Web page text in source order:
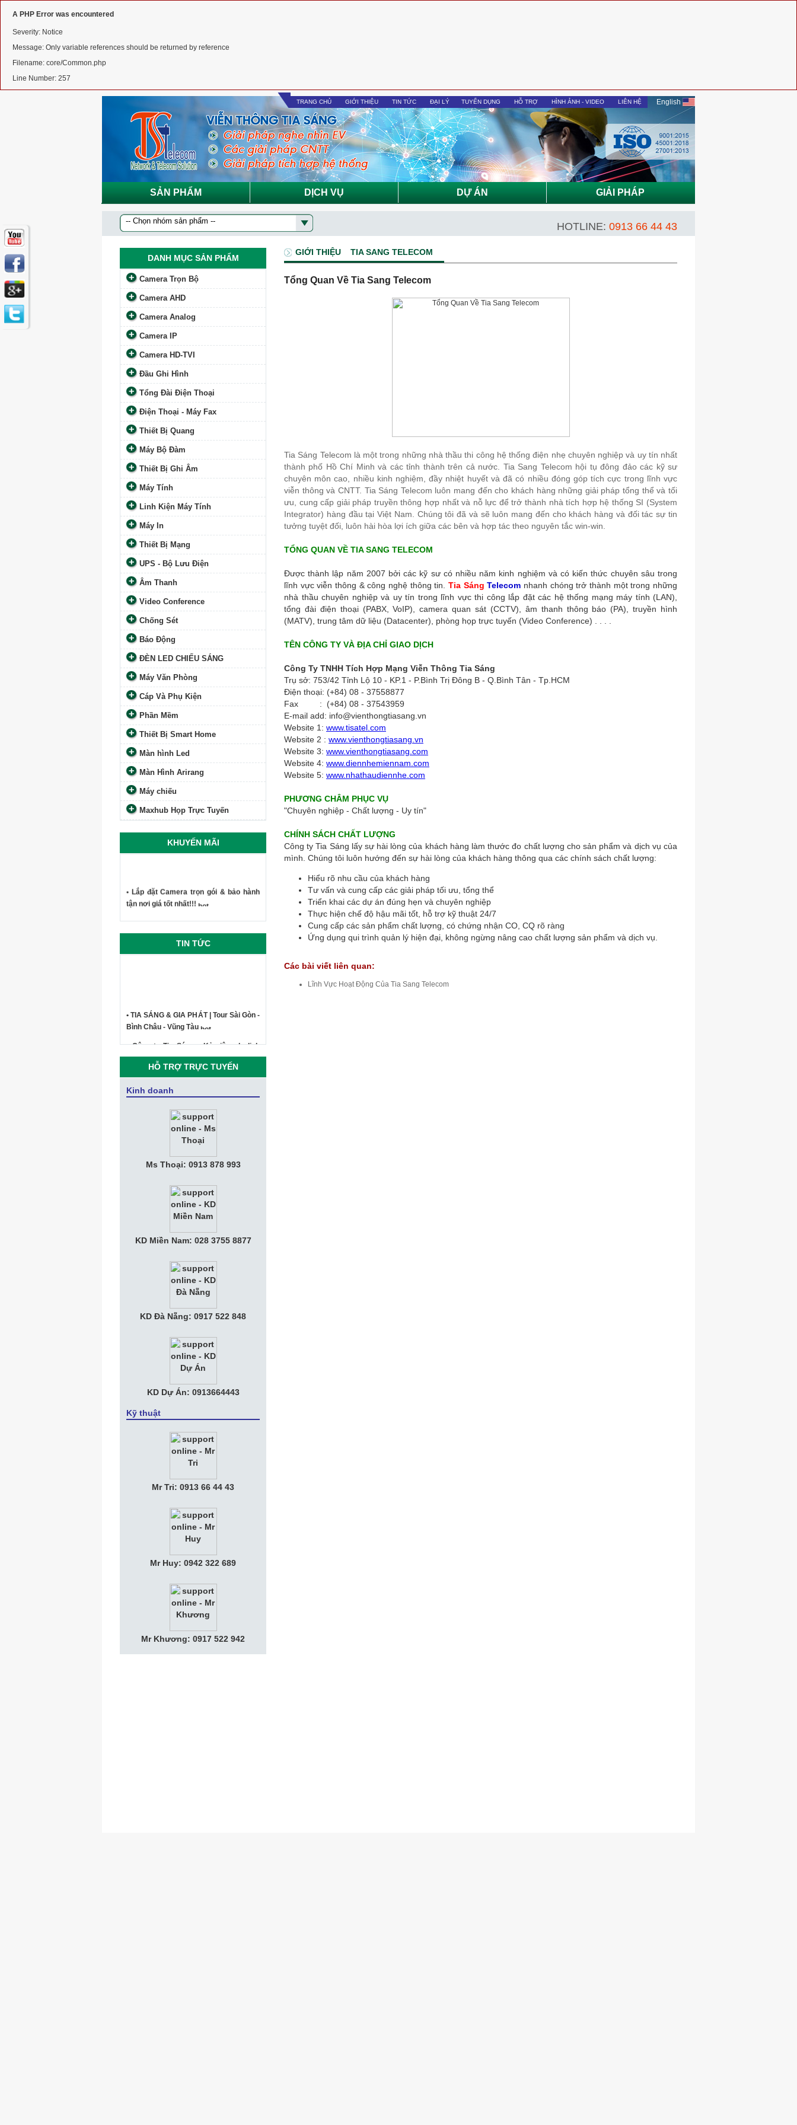
A PHP Error was encountered
Severity: Notice
Message: Only variable references should be returned by reference
Filename: core/Common.php
Line Number: 257
TRANG CHỦ GIỚI THIỆU TIN TỨC ĐẠI LÝ TUYỂN DỤNG HỖ TRỢ HÌNH ẢNH - VIDEO LIÊN HỆ English
SẢN PHẨM DỊCH VỤ DỰ ÁN GIẢI PHÁP
HOTLINE: 0913 66 44 43
GIỚI THIỆU TIA SANG TELECOM
Tổng Quan Về Tia Sang Telecom
Tia Sáng Telecom là một trong những nhà thầu thi công hệ thống điện nhẹ chuyên nghiệp và uy tín nhất
thành phố Hồ Chí Minh và các tỉnh thành trên cả nước. Tia Sang Telecom hội tụ đông đảo các kỹ sư
chuyên môn cao, nhiều kinh nghiệm, đầy nhiệt huyết và đã có nhiều đóng góp tích cực trong lĩnh vực
viễn thông và CNTT. Tia Sáng Telecom luôn mang đến cho khách hàng những giải pháp tổng thể và tối
ưu, cung cấp giải pháp truyền thông hợp nhất và nỗ lực để trở thành nhà tích hợp hệ thống SI (System
Integrator) hàng đầu tại Việt Nam. Chúng tôi đã và sẽ luôn mang đến cho khách hàng và đối tác sự tin
tưởng tuyệt đối, luôn hài hòa lợi ích giữa các bên và hợp tác theo nguyên tắc win-win.
TỔNG QUAN VỀ TIA SANG TELECOM
Được thành lập năm 2007 bởi các kỹ sư có nhiều năm kinh nghiệm và có kiến thức chuyên sâu trong
lĩnh vực viễn thông & công nghệ thông tin. Tia SángTelecom nhanh chóng trở thành một trong những
nhà thầu chuyên nghiệp và uy tín trong lĩnh vực thi công lắp đặt các hệ thống mạng máy tính (LAN),
tổng đài điện thoại (PABX, VoIP), camera quan sát (CCTV), âm thanh thông báo (PA), truyền hình
(MATV), trung tâm dữ liệu (Datacenter), phòng họp trực tuyến (Video Conference) . . . .
TÊN CÔNG TY VÀ ĐỊA CHỈ GIAO DỊCH
Công Ty TNHH Tích Hợp Mạng Viễn Thông Tia Sáng
Trụ sở: 753/42 Tỉnh Lộ 10 - KP.1 - P.Bình Trị Đông B - Q.Bình Tân - Tp.HCM
Điện thoại: (+84) 08 - 37558877
Fax : (+84) 08 - 37543959
E-mail add: info@vienthongtiasang.vn
Website 1: www.tisatel.com
Website 2 : www.vienthongtiasang.vn
Website 3: www.vienthongtiasang.com
Website 4: www.diennhemiennam.com
Website 5: www.nhathaudiennhe.com
PHƯƠNG CHÂM PHỤC VỤ
"Chuyên nghiệp - Chất lượng - Uy tín"
CHÍNH SÁCH CHẤT LƯỢNG
Công ty Tia Sáng lấy sự hài lòng của khách hàng làm thước đo chất lượng cho sản phẩm và dịch vụ của
mình. Chúng tôi luôn hướng đến sự hài lòng của khách hàng thông qua các chính sách chất lượng:
Hiểu rõ nhu cầu của khách hàng
Tư vấn và cung cấp các giải pháp tối ưu, tổng thể
Triển khai các dự án đúng hẹn và chuyên nghiệp
Thực hiện chế độ hậu mãi tốt, hỗ trợ kỹ thuật 24/7
Cung cấp các sản phẩm chất lượng, có chứng nhận CO, CQ rõ ràng
Ứng dụng qui trình quản lý hiện đại, không ngừng nâng cao chất lượng sản phẩm và dịch vụ.
Các bài viết liên quan:
Lĩnh Vực Hoạt Động Của Tia Sang Telecom
DANH MỤC SẢN PHẨM
Camera Trọn Bộ
Camera AHD
Camera Analog
Camera IP
Camera HD-TVI
Đầu Ghi Hình
Tổng Đài Điện Thoại
Điện Thoại - Máy Fax
Thiết Bị Quang
Máy Bộ Đàm
Thiết Bị Ghi Âm
Máy Tính
Linh Kiện Máy Tính
Máy In
Thiết Bị Mạng
UPS - Bộ Lưu Điện
Âm Thanh
Video Conference
Chống Sét
Báo Động
ĐÈN LED CHIẾU SÁNG
Máy Văn Phòng
Cáp Và Phụ Kiện
Phần Mềm
Thiết Bị Smart Home
Màn hình Led
Màn Hình Arirang
Máy chiếu
Maxhub Họp Trực Tuyến
KHUYẾN MÃI
• Lắp đặt Camera trọn gói & bảo hành
tận nơi giá tốt nhất!!!
TIN TỨC
• TIA SÁNG & GIA PHÁT | Tour Sài Gòn -
Bình Châu - Vũng Tàu
• Công ty Tia Sáng - Kỷ niệm du lịch
• CEO Vingroup: “Sau smartphone,
SmartTV, điều hòa, tủ lạnh thông minh”
• VNPT hỗ trợ Cổng thông tin giúp Hà
Nam, Phú Yên phát triển du lịch thông
• Giới Thiệu Tổng Quan Công Ty Tia
• Thư Mời Họp Mặt "Kỷ Niệm 10 Năm
Thành Lập Tia Sáng Telecom"
mềm bán hàng phủ khắp Việt Nam với
• Tuyển Nhân viên Kế Toán Văn phòng
• Tuyển Nhân Viên Kinh Doanh
• Apple muốn chia tay Amazon, tự làm
trung tâm dữ liệu riêng
HỖ TRỢ TRỰC TUYẾN
Kinh doanh
Ms Thoại: 0913 878 993
KD Miền Nam: 028 3755 8877
KD Đà Nẵng: 0917 522 848
KD Dự Án: 0913664443
Kỹ thuật
Mr Tri: 0913 66 44 43
Mr Huy: 0942 322 689
Mr Khương: 0917 522 942